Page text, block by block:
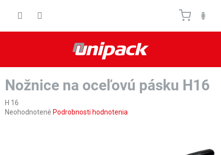
Nožnice na oceľovú pásku H16
H 16
Priemerné
Neohodnotené Podrobnosti hodnotenia